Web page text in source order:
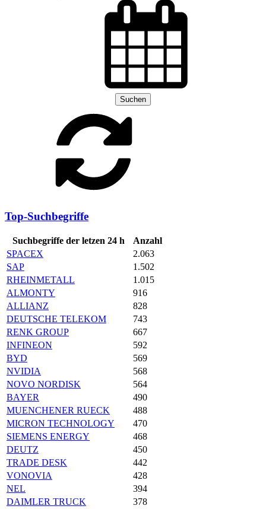
Suchen
Top-Suchbegriffe
Suchbegriffe der letzen 24 h
Anzahl
SPACEX
2.063
SAP
1.502
RHEINMETALL
1.015
ALMONTY
916
ALLIANZ
828
DEUTSCHE TELEKOM
743
RENK GROUP
667
INFINEON
592
BYD
569
NVIDIA
568
NOVO NORDISK
564
BAYER
490
MUENCHENER RUECK
488
MICRON TECHNOLOGY
470
SIEMENS ENERGY
468
DEUTZ
450
TRADE DESK
442
VONOVIA
428
NEL
394
DAIMLER TRUCK
378